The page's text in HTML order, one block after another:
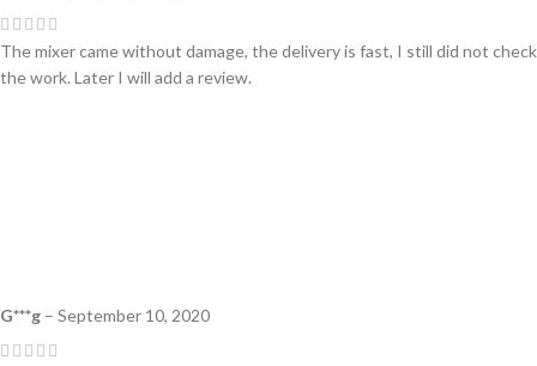
The mixer came without damage, the delivery is fast, I still did not check
the work. Later I will add a review.
G***g – September 10, 2020